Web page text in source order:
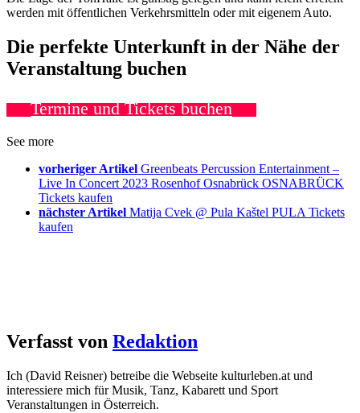
werden mit öffentlichen Verkehrsmitteln oder mit eigenem Auto.
Die perfekte Unterkunft in der Nähe der
Veranstaltung buchen
Termine und Tickets buchen
See more
vorheriger Artikel Greenbeats Percussion Entertainment –
Live In Concert 2023 Rosenhof Osnabrück OSNABRÜCK
Tickets kaufen
nächster Artikel Matija Cvek @ Pula Kaštel PULA Tickets
kaufen
Verfasst von Redaktion
Ich (David Reisner) betreibe die Webseite kulturleben.at und
interessiere mich für Musik, Tanz, Kabarett und Sport
Veranstaltungen in Österreich.